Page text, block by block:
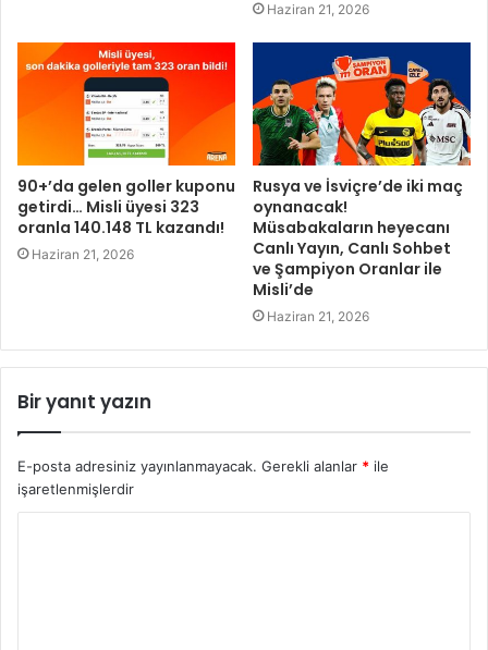
Haziran 21, 2026
90+’da gelen goller kuponu
getirdi… Misli üyesi 323
oranla 140.148 TL kazandı!
Haziran 21, 2026
Rusya ve İsviçre’de iki maç
oynanacak!
Müsabakaların heyecanı
Canlı Yayın, Canlı Sohbet
ve Şampiyon Oranlar ile
Misli’de
Haziran 21, 2026
Bir yanıt yazın
E-posta adresiniz yayınlanmayacak. Gerekli alanlar * ile
işaretlenmişlerdir